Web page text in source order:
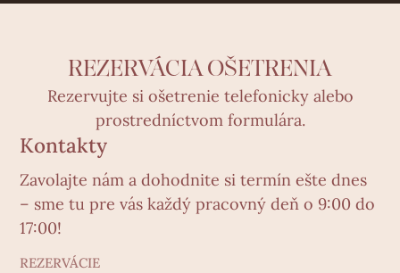
REZERVÁCIA OŠETRENIA
Rezervujte si ošetrenie telefonicky alebo
prostredníctvom formulára.
Kontakty
Zavolajte nám a dohodnite si termín ešte dnes
– sme tu pre vás každý pracovný deň o 9:00 do
17:00!
REZERVÁCIE